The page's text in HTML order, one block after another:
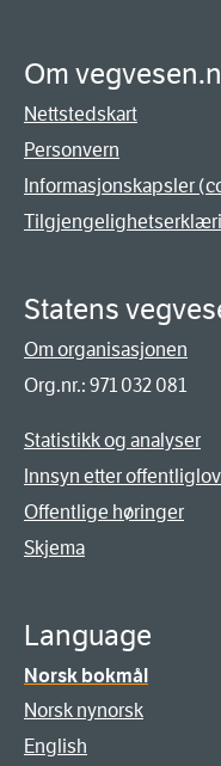
Om
Nettstedskart
Personvern
Informasjonskapsler
Statens
Om organisasjonen
Org.nr.: 971 032 081
Statistikk og analyser
Innsyn etter
Offentlige høringer
Skjema
Language
Norsk bokmål
Norsk nynorsk
English